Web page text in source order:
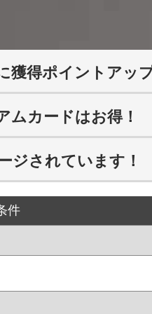
獲得ポイントアッ
ムカードはお得！
ジされています！
件